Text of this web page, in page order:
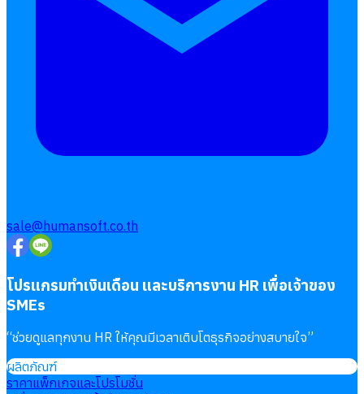
แบบฟอร์มประเมินพนักงาน
sale@humansoft.co.th
โปรแกรมทำเงินเดือน และบริการงาน HR เพื่อเจ้าของ
SMEs
“ช่วยดูแลทุกงาน HR ให้คุณมีเวลาเติบโตธุรกิจอย่างสบายใจ”
ผลิตภัณฑ์
ราคาแพ็กเกจและโปรโมชั่น